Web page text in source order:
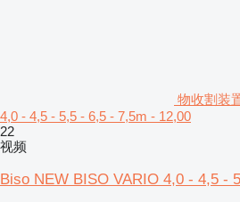
物收割装
4,0 - 4,5 - 5,5 - 6,5 - 7,5m - 12,00
22
视频
Biso NEW BISO VARIO 4,0 - 4,5 -